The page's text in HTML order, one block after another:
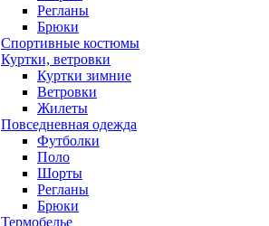
Регланы
Брюки
Спортивные костюмы
Куртки, ветровки
Куртки зимние
Ветровки
Жилеты
Повседневная одежда
Футболки
Поло
Шорты
Регланы
Брюки
Термобелье